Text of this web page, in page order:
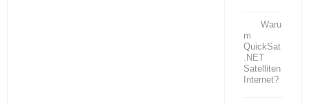
Waru
m
QuickSat
.NET
Satelliten
Internet?